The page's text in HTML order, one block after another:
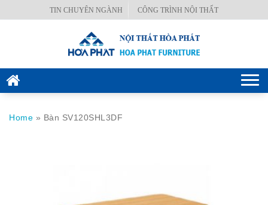
TIN CHUYÊN NGÀNH CÔNG TRÌNH NỘI THẤT
VĂN
Home » Bàn SV120SHL3DF